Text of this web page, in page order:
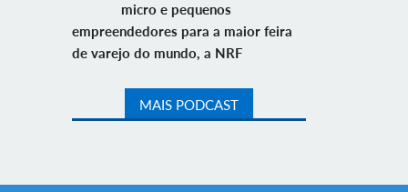
micro e pequenos
empreendedores para a maior feira
de varejo do mundo, a NRF
MAIS PODCAST